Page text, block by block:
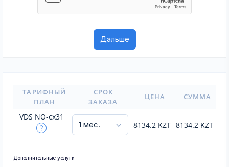
ТАРИФНЫЙ
ПЛАН
СРОК
ЗАКАЗА
ЦЕНА СУММА
VDS NO-cx31
8134.2 KZT 8134.2 KZT
Дополнительные услуги